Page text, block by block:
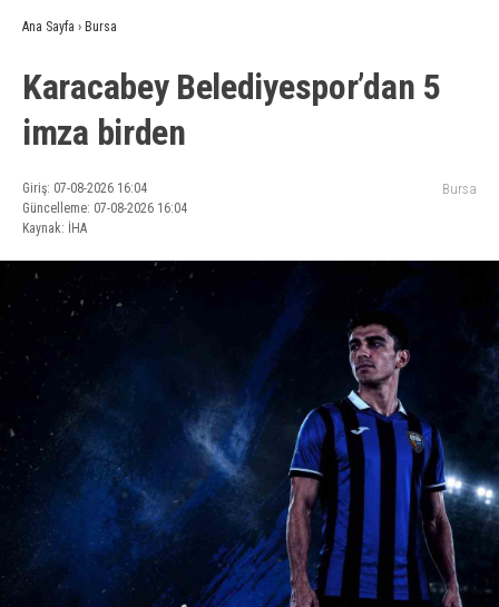
Ana Sayfa › Bursa
Karacabey Belediyespor’dan 5
imza birden
Giriş: 07-08-2026 16:04
Güncelleme: 07-08-2026 16:04
Kaynak: İHA
Bursa